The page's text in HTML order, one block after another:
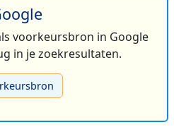
voorkeursbron in Google
in je zoekresultaten.